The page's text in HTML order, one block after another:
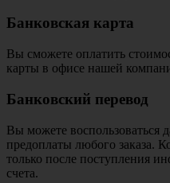
Банковская карта
Вы сможете оплатить
карты в офисе нашей
Банковский перевод
Вы можете воспользоваться
предоплаты любого заказа.
только после поступления
счета.